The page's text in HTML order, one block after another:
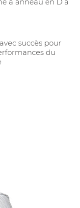
succès pour
du